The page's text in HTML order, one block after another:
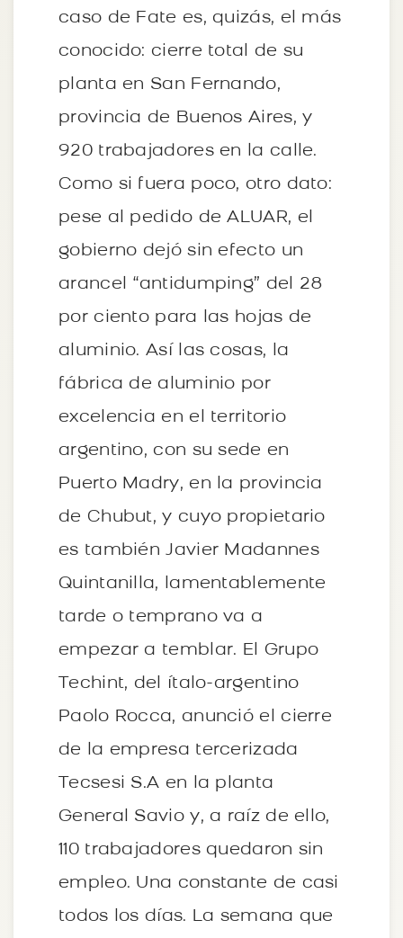
caso de Fate es, quizás, el más
conocido: cierre total de su
planta en San Fernando,
provincia de Buenos Aires, y
920 trabajadores en la calle.
Como si fuera poco, otro dato:
pese al pedido de ALUAR, el
gobierno dejó sin efecto un
arancel “antidumping” del 28
por ciento para las hojas de
aluminio. Así las cosas, la
fábrica de aluminio por
excelencia en el territorio
argentino, con su sede en
Puerto Madry, en la provincia
de Chubut, y cuyo propietario
es también Javier Madannes
Quintanilla, lamentablemente
tarde o temprano va a
empezar a temblar. El Grupo
Techint, del ítalo-argentino
Paolo Rocca, anunció el cierre
de la empresa tercerizada
Tecsesi S.A en la planta
General Savio y, a raíz de ello,
110 trabajadores quedaron sin
empleo. Una constante de casi
todos los días. La semana que